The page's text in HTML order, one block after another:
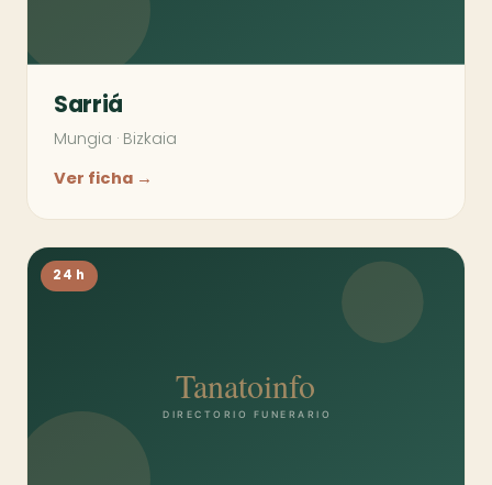
Sarriá
Mungia · Bizkaia
Ver ficha →
24 h